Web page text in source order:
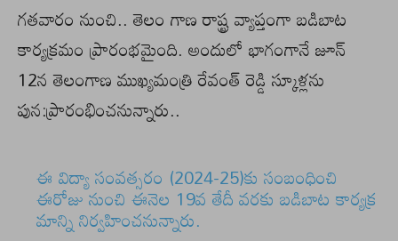
గతవారం నుంచి.. తెలం గాణ రాష్ట్ర వ్యాప్తంగా బడిబాట
కార్యక్రమం ప్రారంభమైంది. అందులో భాగంగానే జూన్
12న తెలంగాణ ముఖ్యమంత్రి రేవంత్ రెడ్డి స్కూళ్లను
పున:ప్రారంభించనున్నారు..
ఈ విద్యా సంవత్సరం (2024-25)కు సంబంధించి
ఈరోజు నుంచి ఈనెల 19వ తేదీ వరకు బడిబాట కార్యక్ర
మాన్ని నిర్వహించనున్నారు.